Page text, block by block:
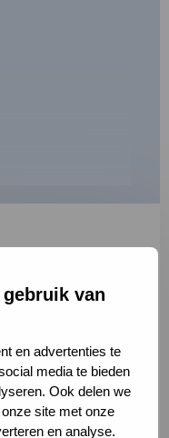
van
en advertenties te
media te bieden
Ook delen we
site met onze
en analyse.